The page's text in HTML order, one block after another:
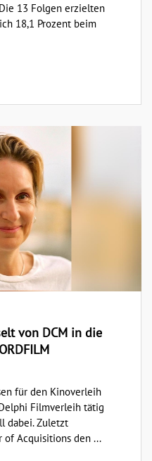
13 Folgen erzielten
18,1 Prozent beim
von DCM in die
für den Kinoverleih
Filmverleih tätig
dabei. Zuletzt
Acquisitions den ...